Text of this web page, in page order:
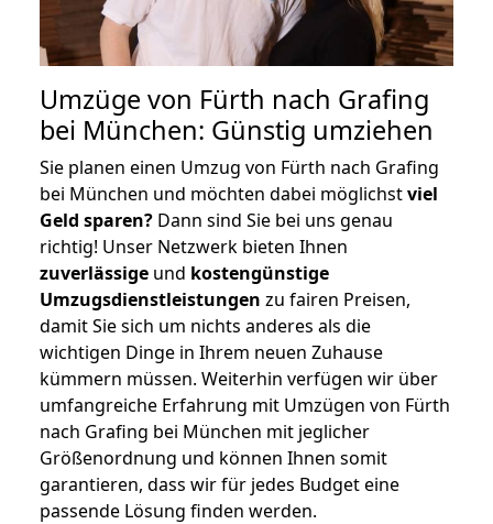
Umzüge von Fürth nach Grafing
bei München: Günstig umziehen
Sie planen einen Umzug von Fürth nach Grafing
bei München und möchten dabei möglichstviel
Geld sparen? Dann sind Sie bei uns genau
richtig! Unser Netzwerk bieten Ihnen
zuverlässige und kostengünstige
Umzugsdienstleistungen zu fairen Preisen,
damit Sie sich um nichts anderes als die
wichtigen Dinge in Ihrem neuen Zuhause
kümmern müssen. Weiterhin verfügen wir über
umfangreiche Erfahrung mit Umzügen von Fürth
nach Grafing bei München mit jeglicher
Größenordnung und können Ihnen somit
garantieren, dass wir für jedes Budget eine
passende Lösung finden werden.